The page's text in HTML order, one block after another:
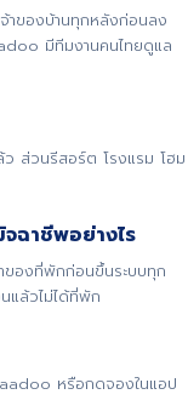
ของบ้านทุกหลังก่อนลง
มีทีมงานคนไทยดูแล
ส่วนรีสอร์ต โรงแรม โฮม
ฉาชีพอย่างไร
องที่พักก่อนขึ้นระบบทุก
แล้วไม่ได้ที่พัก
หรือกดจองในแอป